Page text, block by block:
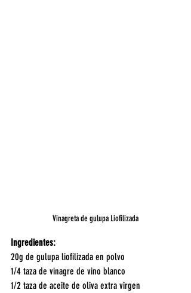
Vinagreta de gulupa Liofilizada
Ingredientes:
20g de gulupa liofilizada en polvo
1/4 taza de vinagre de vino blanco
1/2 taza de aceite de oliva extra virgen